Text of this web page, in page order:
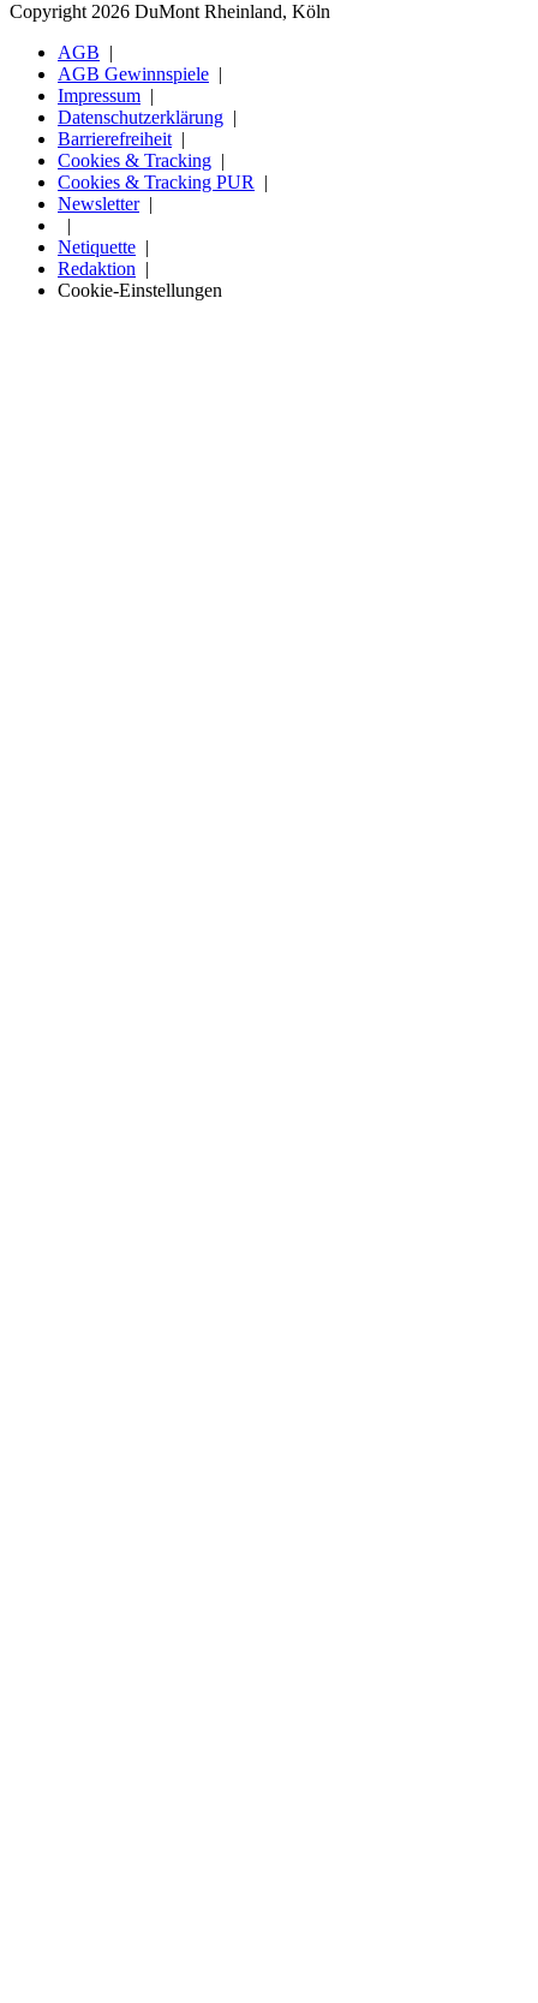
Copyright 2026 DuMont Rheinland, Köln
AGB
AGB Gewinnspiele
Impressum
Datenschutzerklärung
Barrierefreiheit
Cookies & Tracking
Cookies & Tracking PUR
Newsletter
Netiquette
Redaktion
Cookie-Einstellungen